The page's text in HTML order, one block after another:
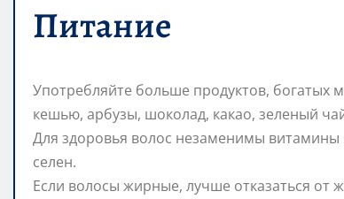
Питание
Употребляйте больше продуктов,
кешью, арбузы, шоколад, какао, зеленый
Для здоровья волос незаменимы
селен.
Если волосы жирные, лучше отказаться от